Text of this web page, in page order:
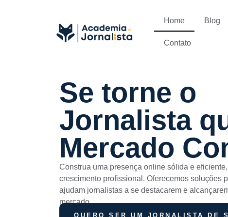
Home Blog
Contato
Se torne o
Jornalista
Mercado
Construa uma presença online sólida e
crescimento profissional. Oferecemos soluções
ajudam jornalistas a se destacarem e
mercado.
QUERO SER UM JORNALISTA DE